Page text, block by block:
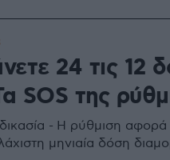
24 τις 12
SOS της
- Η ρύθμιση
μηνιαία δόση